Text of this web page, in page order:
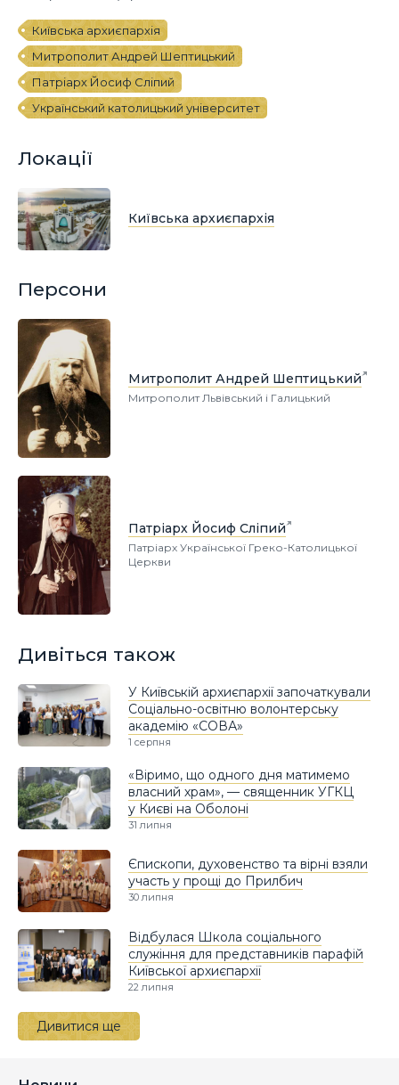
Київська архиєпархія
Митрополит Андрей Шептицький
Патріарх Йосиф Сліпий
Український католицький університет
Локації
Київська архиєпархія
Персони
Митрополит Андрей Шептицький
Митрополит Львівський і Галицький
Патріарх Йосиф Сліпий
Патріарх Української Греко-Католицької
Церкви
Дивіться також
У Київській архиєпархії започаткували
Соціально-освітню волонтерську
академію «СОВА»
1 серпня
«Віримо, що одного дня матимемо
власний храм», — священник УГКЦ
у Києві на Оболоні
31 липня
Єпископи, духовенство та вірні взяли
участь у прощі до Прилбич
30 липня
Відбулася Школа соціального
служіння для представників парафій
Київської архиєпархії
22 липня
Дивитися ще